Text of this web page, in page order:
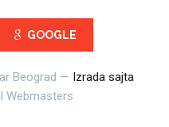
GOOGLE
Beograd — Izrada sajta
Webmasters